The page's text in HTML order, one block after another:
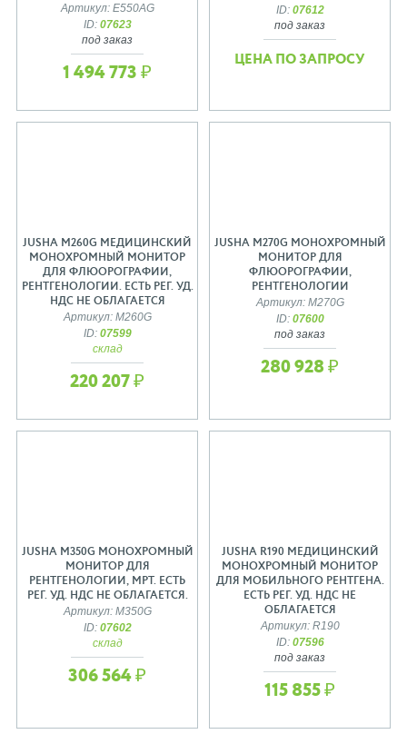
Артикул: E550AG
ID: 07623
под заказ
1 494 773 ₽
ID: 07612
под заказ
ЦЕНА ПО ЗАПРОСУ
JUSHA M260G МЕДИЦИНСКИЙ
МОНОХРОМНЫЙ МОНИТОР
ДЛЯ ФЛЮОРОГРАФИИ,
РЕНТГЕНОЛОГИИ. ЕСТЬ РЕГ. УД.
НДС НЕ ОБЛАГАЕТСЯ
Артикул: M260G
ID: 07599
склад
220 207 ₽
JUSHA M270G МОНОХРОМНЫЙ
МОНИТОР ДЛЯ
ФЛЮОРОГРАФИИ,
РЕНТГЕНОЛОГИИ
Артикул: M270G
ID: 07600
под заказ
280 928 ₽
JUSHA M350G МОНОХРОМНЫЙ
МОНИТОР ДЛЯ
РЕНТГЕНОЛОГИИ, МРТ. ЕСТЬ
РЕГ. УД. НДС НЕ ОБЛАГАЕТСЯ.
Артикул: M350G
ID: 07602
склад
306 564 ₽
JUSHA R190 МЕДИЦИНСКИЙ
МОНОХРОМНЫЙ МОНИТОР
ДЛЯ МОБИЛЬНОГО РЕНТГЕНА.
ЕСТЬ РЕГ. УД. НДС НЕ
ОБЛАГАЕТСЯ
Артикул: R190
ID: 07596
под заказ
115 855 ₽